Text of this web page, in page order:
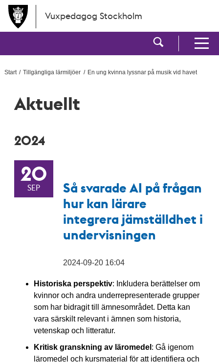
Hoppa till huvudinnehållet
Vuxpedagog Stockholm
Visa
Visa
Start Tillgängliga lärmiljöer En ung kvinna lyssnar på musik vid havet
Aktuellt
2024
20
SEP
Så svarade AI på frågan
hur kan lärare
integrera jämställdhet i
undervisningen
2024-09-20 16:04
Historiska perspektiv: Inkludera berättelser om
kvinnor och andra underrepresenterade grupper
som har bidragit till ämnesområdet. Detta kan
vara särskilt relevant i ämnen som historia,
vetenskap och litteratur.
Kritisk granskning av läromedel : Gå igenom
läromedel och kursmaterial för att identifiera och